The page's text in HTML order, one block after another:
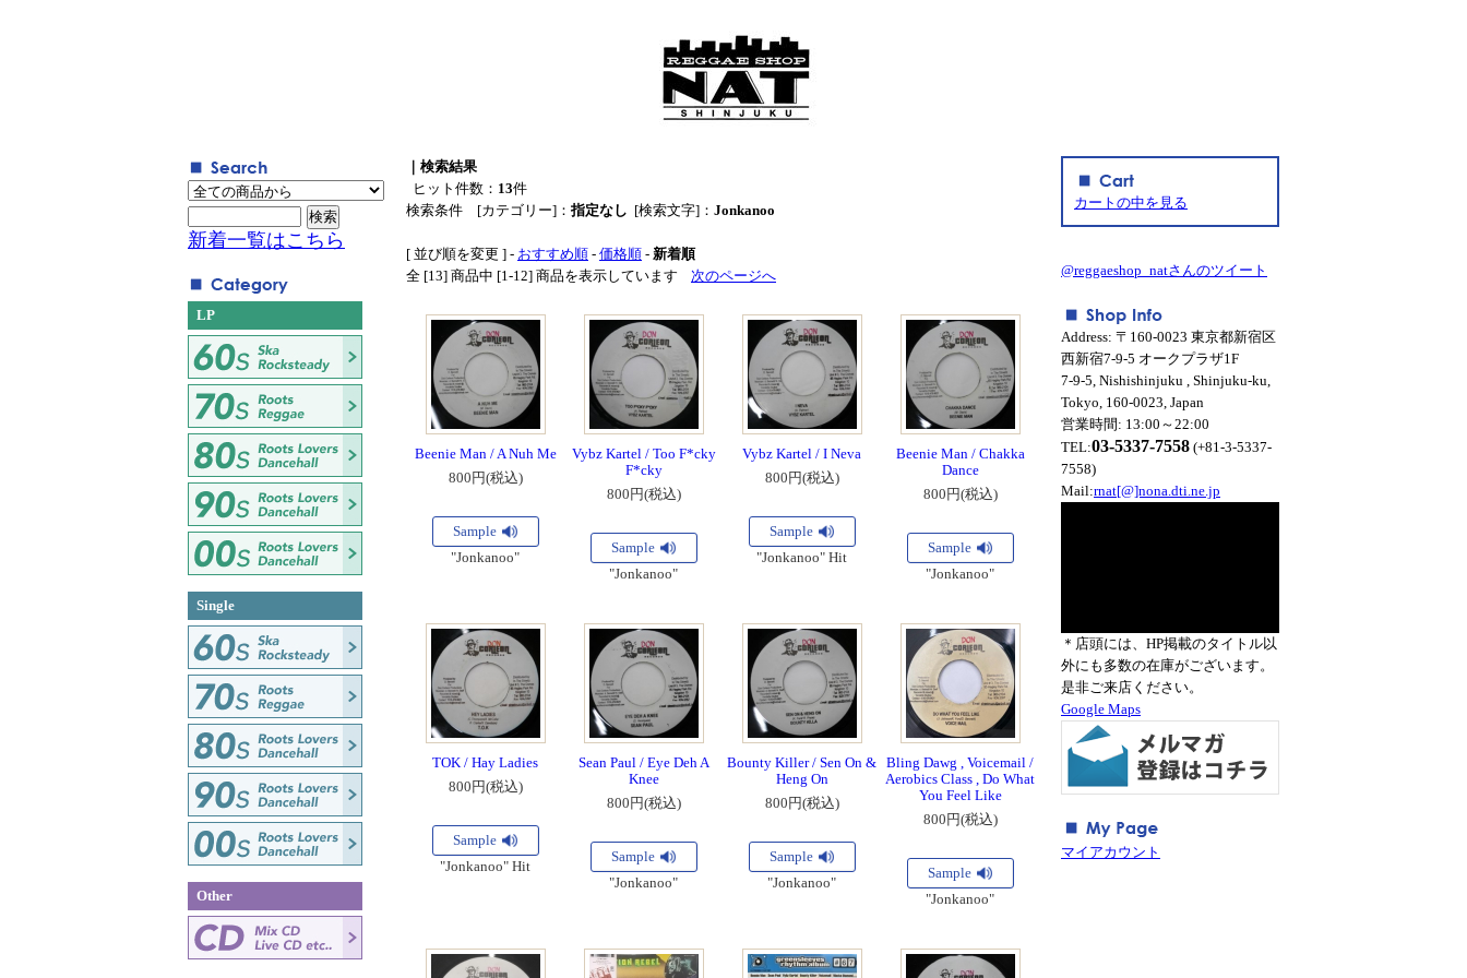
｜検索結果
ヒット件数： 13件
検索条件 [カテゴリー]： 指定なし [検索文字]： Jonkanoo
[ 並び順を変更 ] - おすすめ順 - 価格順 - 新着順
全 [13] 商品中 [1-12] 商品を表示しています 次のページへ
Beenie Man / A Nuh Me
800円(税込)
Sample
"Jonkanoo"
Vybz Kartel / Too F*cky
F*cky
800円(税込)
Sample
"Jonkanoo"
Vybz Kartel / I Neva
800円(税込)
Sample
"Jonkanoo" Hit
Beenie Man / Chakka
Dance
800円(税込)
Sample
"Jonkanoo"
TOK / Hay Ladies
800円(税込)
Sample
"Jonkanoo" Hit
Sean Paul / Eye Deh A
Knee
800円(税込)
Sample
"Jonkanoo"
Bounty Killer / Sen On &
Heng On
800円(税込)
Sample
"Jonkanoo"
Bling Dawg , Voicemail /
Aerobics Class , Do What
You Feel Like
800円(税込)
Sample
"Jonkanoo"
新着一覧はこちら
LP
Single
Other
カートの中を見る
@reggaeshop_natさんのツイート
Address: 〒160-0023 東京都新宿区
西新宿7-9-5 オークプラザ1F
7-9-5, Nishishinjuku , Shinjuku-ku,
Tokyo, 160-0023, Japan
営業時間: 13:00～22:00
TEL:03-5337-7558 (+81-3-5337-
7558)
Mail:rnat[@]nona.dti.ne.jp
＊店頭には、HP掲載のタイトル以
外にも多数の在庫がございます。
是非ご来店ください。
Google Maps
マイアカウント